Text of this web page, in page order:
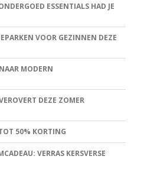
ESSENTIALS HAD JE
VOOR GEZINNEN DEZE
MODERN
DEZE ZOMER
50% KORTING
VERRAS KERSVERSE